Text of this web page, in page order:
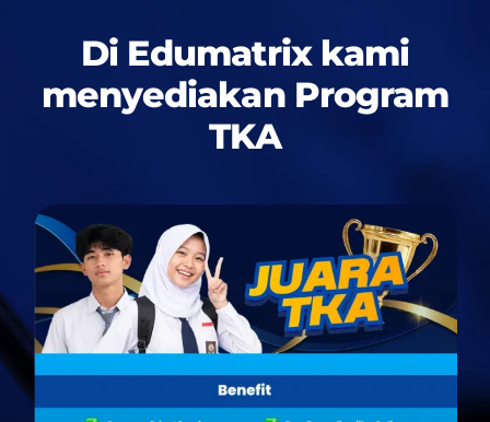
Di Edumatrix kami
menyediakan Program
TKA